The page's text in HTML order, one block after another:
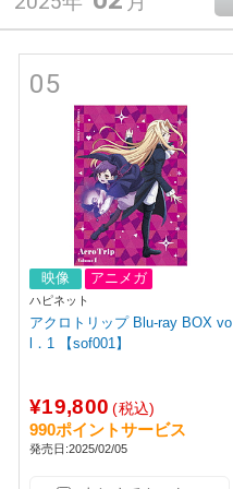
05
映像 アニメガ
ハピネット
アクロトリップ Blu-ray BOX vo
l．1 【sof001】
¥19,800 (税込)
990ポイントサービス
発売日:2025/02/05